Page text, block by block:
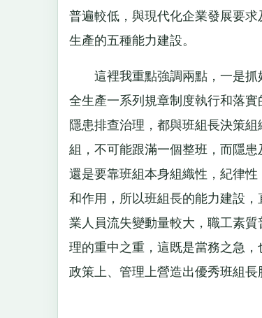
普遍較低，與現代化企業發展要
生產的五種能力建設。
這裡我重點強調兩點，一是抓
全生產一系列規章制度執行和落
隱患排查治理，都與班組長決策
組，不可能跟滿一個整班，而隱
還是要靠班組本身組織性，紀律
和作用，所以班組長的能力建設
業人員流失變動量較大，職工素
理的重中之重，這既是當務之急
政策上、管理上營造出優秀班組長